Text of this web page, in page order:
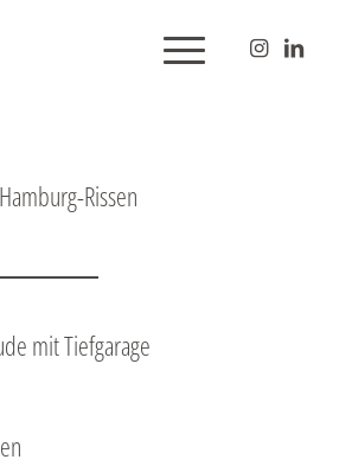
Rissen
mit Tiefgarage